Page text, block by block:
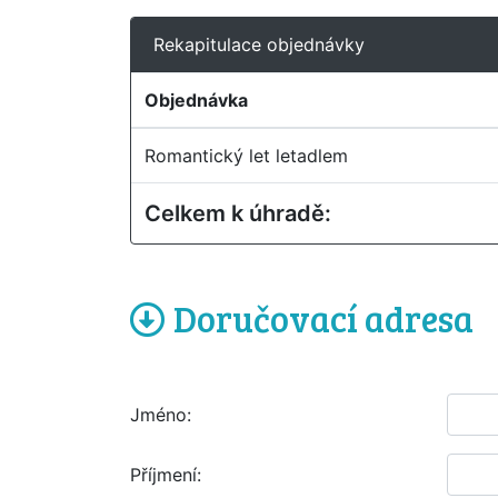
Rekapitulace objednávky
Objednávka
Romantický let letadlem
Celkem k úhradě:
Doručovací adresa
Jméno:
Příjmení: